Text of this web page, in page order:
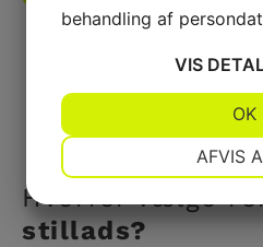
Hvorfor vælge
stillads?
behandling af
VIS
MARKETING
AFVIS
OK